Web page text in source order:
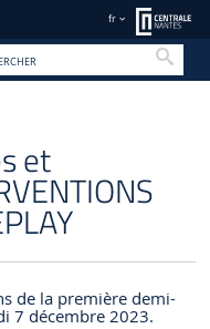
fr
et
de la première demi-
7 décembre 2023.